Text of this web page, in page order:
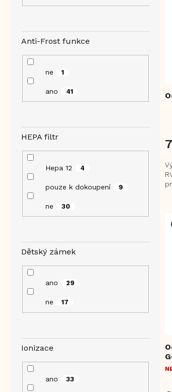
Anti-Frost funkce
ne 1
ano 41
HEPA filtr
Hepa 12 4
pouze k dokoupení 9
ne 30
Dětský zámek
ano 29
ne 17
Ionizace
ano 33
JE
Z
5